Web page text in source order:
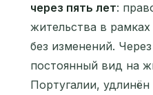
через пять лет:
жительства в
без изменений.
постоянный вид на
Португалии, удлинён